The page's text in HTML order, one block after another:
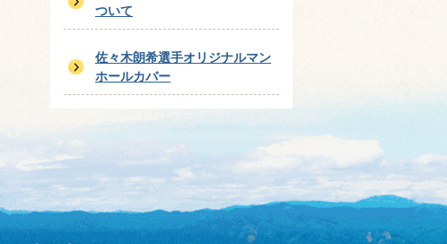
ついて
佐々木朗希選手オリジナルマン
ホールカバー